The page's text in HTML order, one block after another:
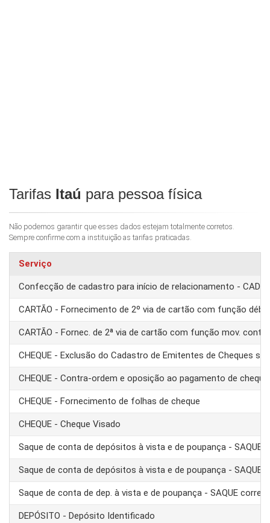
Tarifas Itaú para pessoa física
Não podemos garantir que esses dados estejam totalmente corretos.
Sempre confirme com a instituição as tarifas praticadas.
Serviço
Confecção de cadastro para início de relacionamento -
CARTÃO - Fornecimento de 2º via de cartão com função
CARTÃO - Fornec. de 2ª via de cartão com função mov. conta
CHEQUE - Exclusão do Cadastro de Emitentes de Cheques
CHEQUE - Contra-ordem e oposição ao pagamento de cheque
CHEQUE - Fornecimento de folhas de cheque
CHEQUE - Cheque Visado
Saque de conta de depósitos à vista e de poupança - SAQUE
Saque de conta de depósitos à vista e de poupança - SAQUE
Saque de conta de dep. à vista e de poupança - SAQUE
DEPÓSITO - Depósito Identificado